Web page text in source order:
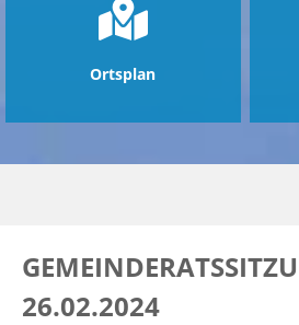
Ortsplan
26.02.2024